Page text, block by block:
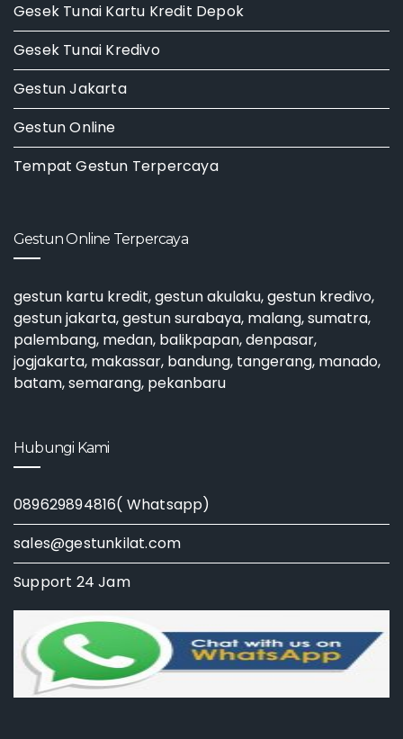
Gesek Tunai Kartu Kredit Depok
Gesek Tunai Kredivo
Gestun Jakarta
Gestun Online
Tempat Gestun Terpercaya
Gestun Online Terpercaya
gestun kartu kredit,gestun akulaku,gestun kredivo,
gestun jakarta,gestun surabaya, malang, sumatra,
palembang, medan, balikpapan, denpasar,
jogjakarta, makassar, bandung, tangerang, manado,
batam, semarang, pekanbaru
Hubungi Kami
089629894816( Whatsapp)
sales@gestunkilat.com
Support 24 Jam